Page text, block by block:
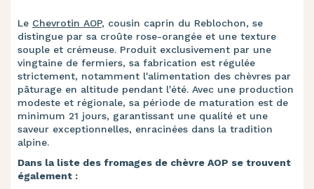
Le Chevrotin AOP, cousin caprin du Reblochon, se
distingue par sa croûte rose-orangée et une texture
souple et crémeuse. Produit exclusivement par une
vingtaine de fermiers, sa fabrication est régulée
strictement, notamment l'alimentation des chèvres par
pâturage en altitude pendant l'été. Avec une production
modeste et régionale, sa période de maturation est de
minimum 21 jours, garantissant une qualité et une
saveur exceptionnelles, enracinées dans la tradition
alpine.
Dans la liste des fromages de chèvre AOP se trouvent
également :